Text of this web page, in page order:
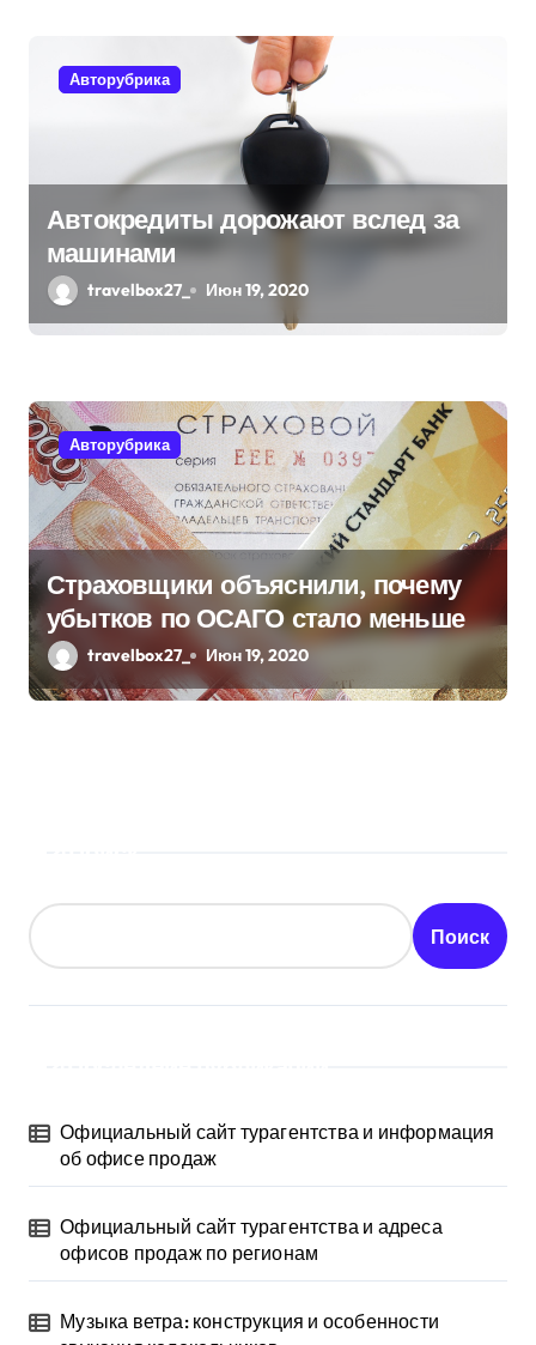
Авторубрика
Автокредиты дорожают вслед за
машинами
travelbox27_ Июн 19, 2020
Авторубрика
Страховщики объяснили, почему
убытков по ОСАГО стало меньше
travelbox27_ Июн 19, 2020
Поиск
Официальный сайт турагентства и информация
об офисе продаж
Официальный сайт турагентства и адреса
офисов продаж по регионам
Музыка ветра: конструкция и особенности